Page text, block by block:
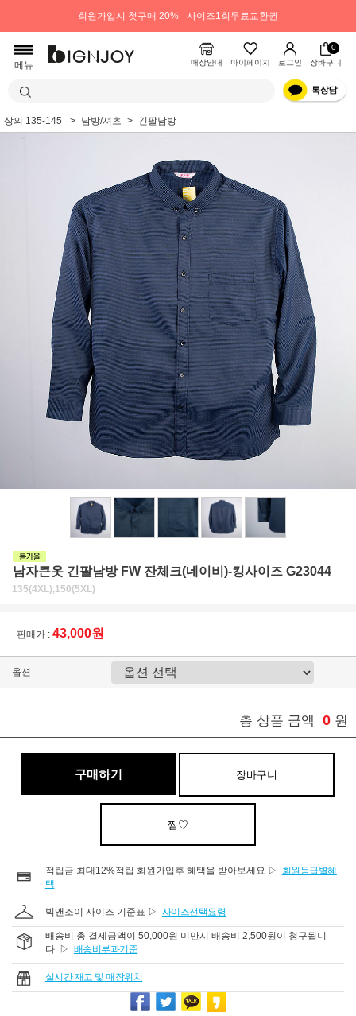
회원가입시 첫구매 20% 사이즈1회무료교환권
메뉴 매장안내 마이페이지 로그인
0
장바구니
상의 135-145 남방/셔츠 긴팔남방
남자큰옷 긴팔남방 FW 잔체크(네이비)-킹사이즈 G23044
135(4XL),150(5XL)
판매가 : 43,000원
옵션
총 상품 금액 0 원
구매하기 장바구니
찜♡
적립금 최대12%적립 회원가입후 혜택을 받아보세요 ▷
회원등급별혜
택
빅앤조이 사이즈 기준표 ▷ 사이즈선택요령
배송비 총 결제금액이 50,000원 미만시 배송비 2,500원이 청구됩니
다. ▷ 배송비부과기준
실시간 재고 및 매장위치